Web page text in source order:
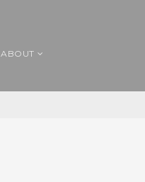
ABOUT